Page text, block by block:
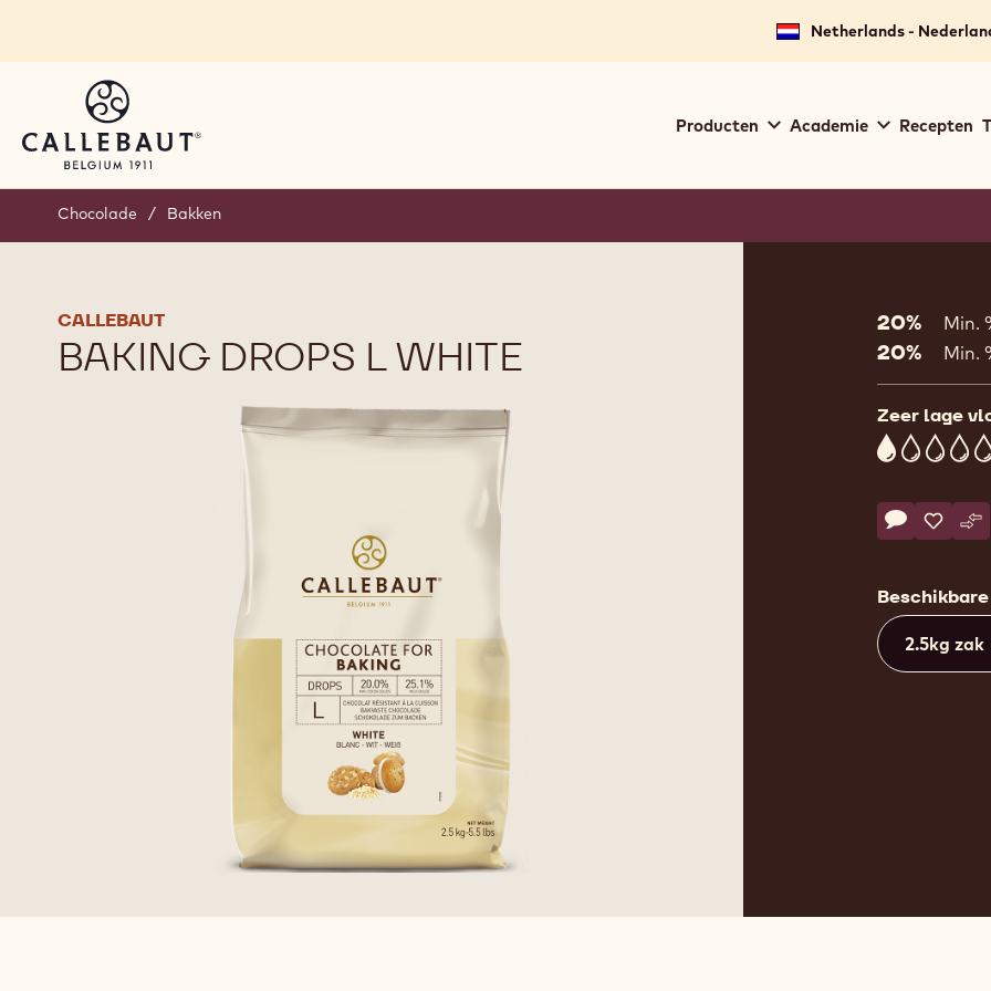
Netherlands -
navigation
Producten Academie Recepten
Chocolade / Bakken
CALLEBAUT
BAKING DROPS L WHITE
20% Min.
20% Min.
Zeer lage
1
Actions
Schrijf een
- Baking
- -
2.5kg zak